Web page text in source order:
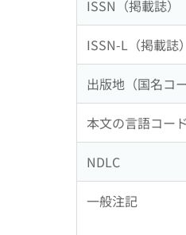
ISSN（掲載誌）
ISSN-L（掲載誌）
出版地（国名コー
本文の言語コード
NDLC
一般注記